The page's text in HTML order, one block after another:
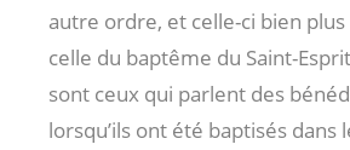
autre ordre, et celle-ci bien
celle du baptême du Saint-
sont ceux qui parlent des
lorsqu’ils ont été baptisés dans